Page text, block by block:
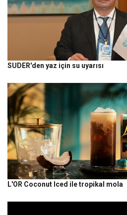
SUDER'den yaz için su uyarısı
L'OR Coconut Iced ile tropikal mola